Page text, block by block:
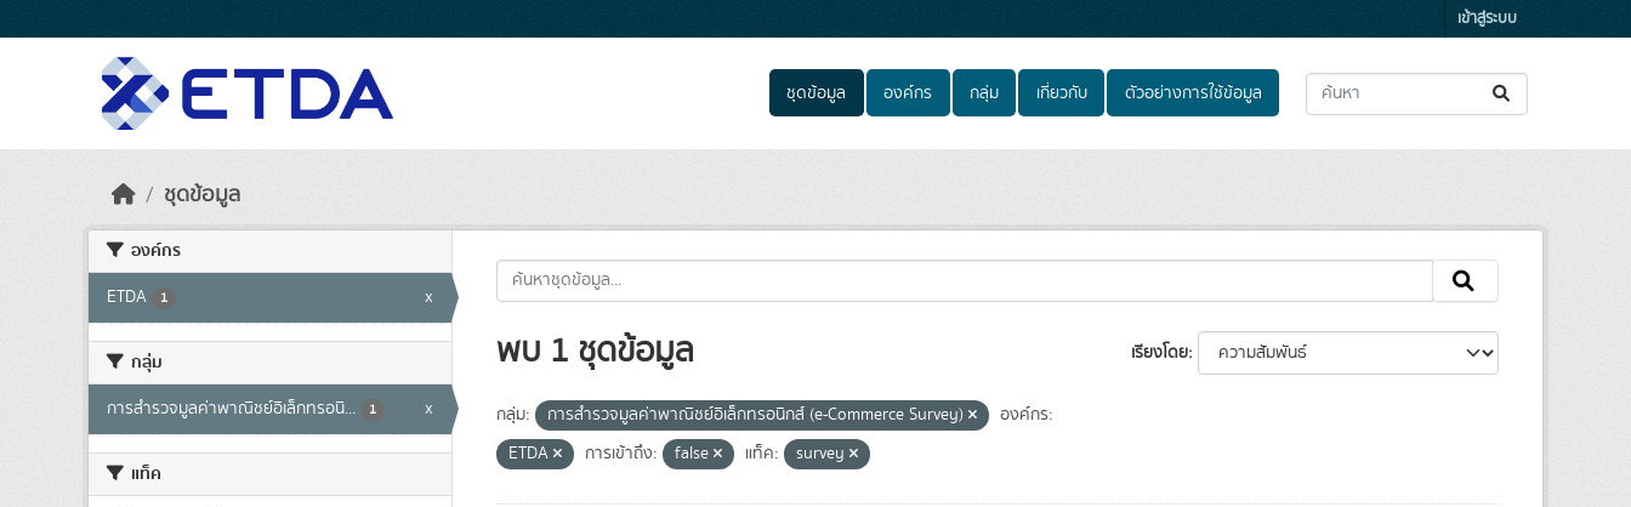
เข้าสู่ระบบ
ชุดข้อมูล องค์กร กลุ่ม เกี่ยวกับ ตัวอย่างการใช้ข้อมูล
ชุดข้อมูล
องค์กร
ETDA 1 x
กลุ่ม
การสำรวจมูลค่าพาณิชย์อิเล็กทรอนิ... 1 x
แท็ค
เรียงโดย
พบ 1 ชุดข้อมูล
กลุ่ม: การสำรวจมูลค่าพาณิชย์อิเล็กทรอนิกส์ (e-Commerce Survey)
องค์กร:
ETDA
การเข้าถึง: false แท็ค: survey